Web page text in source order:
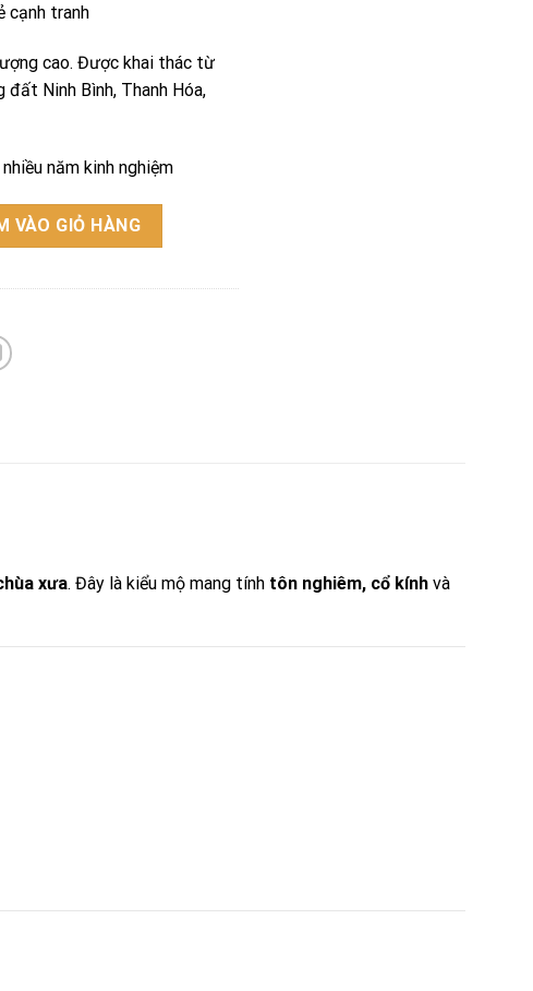
cạnh tranh
cao. Được khai thác từ
Ninh Bình, Thanh Hóa,
năm kinh nghiệm
VÀO GIỎ HÀNG
xưa. Đây là kiểu mộ mang tính tôn nghiêm, cổ kính và